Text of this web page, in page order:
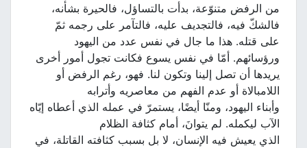
من الرفض متنوّعة، بدأت بالتساؤل، فالحيرة بشأنه،
فالشكّ فيه، فالتجديف عليه، فالتآمر على رجمه ثمّ
على قتله. هذا ما جال في نفس عدد من اليهود
ورؤسائهم. أمّا في نفس يسوع فكانت تجول أمور أخرى
يريدها أن تصل إلينا وتكون لنا. فهو، رغم الرفض أو
اللامبالاة أو عدم الفهم من معاصريه وأترابه
وأبناء اليهود، ومنّا أيضًا، يستمرّ في عمله الذي أعطاه إيّاه
الآب ليكمله. لم يتوانَ، أمام كثافة الظلام
الذي يعيش فيه الإنسان، لا بل بسبب كثافته القاتلة، في